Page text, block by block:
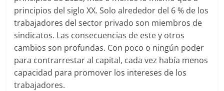
principios del siglo XX. Solo alrededor del 6 % de los
trabajadores del sector privado son miembros de
sindicatos. Las consecuencias de este y otros
cambios son profundas. Con poco o ningún poder
para contrarrestar al capital, cada vez había menos
capacidad para promover los intereses de los
trabajadores.